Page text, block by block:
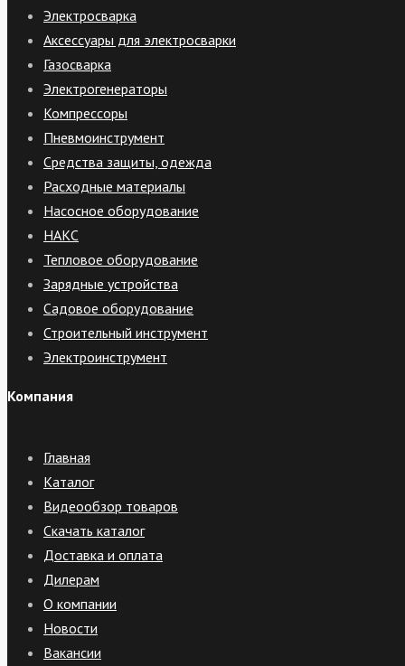
Электросварка
Аксессуары для электросварки
Газосварка
Электрогенераторы
Компрессоры
Пневмоинструмент
Средства защиты, одежда
Расходные материалы
Насосное оборудование
НАКС
Тепловое оборудование
Зарядные устройства
Садовое оборудование
Строительный инструмент
Электроинструмент
Компания
Главная
Каталог
Видеообзор товаров
Скачать каталог
Доставка и оплата
Дилерам
О компании
Новости
Вакансии